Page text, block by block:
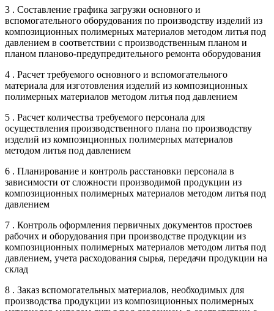
3 . Составление графика загрузки основного и
вспомогательного оборудования по производству изделий из
композиционных полимерных материалов методом литья под
давлением в соответствии с производственным планом и
планом планово-предупредительного ремонта оборудования
4 . Расчет требуемого основного и вспомогательного
материала для изготовления изделий из композиционных
полимерных материалов методом литья под давлением
5 . Расчет количества требуемого персонала для
осуществления производственного плана по производству
изделий из композиционных полимерных материалов
методом литья под давлением
6 . Планирование и контроль расстановки персонала в
зависимости от сложности производимой продукции из
композиционных полимерных материалов методом литья под
давлением
7 . Контроль оформления первичных документов простоев
рабочих и оборудования при производстве продукции из
композиционных полимерных материалов методом литья под
давлением, учета расходования сырья, передачи продукции на
склад
8 . Заказ вспомогательных материалов, необходимых для
производства продукции из композиционных полимерных